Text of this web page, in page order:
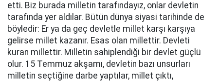
etti. Biz burada milletin tarafındayız, onlar devletin
tarafında yer aldılar. Bütün dünya siyasi tarihinde de
böyledir: Er ya da geç devletle millet karşı karşıya
gelirse millet kazanır. Esas olan millettir. Devleti
kuran millettir. Milletin sahiplendiği bir devlet güçlü
olur. 15 Temmuz akşamı, devletin bazı unsurları
milletin seçtiğine darbe yaptılar, millet çıktı,